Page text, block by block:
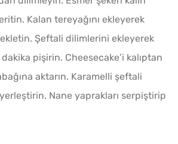
Kalan tereyağını ekleyerek
Şeftali dilimlerini ekleyerek
dakika pişirin. Cheesecake’i kalıptan
aktarın. Karamelli şeftali
Nane yaprakları serpiştirip